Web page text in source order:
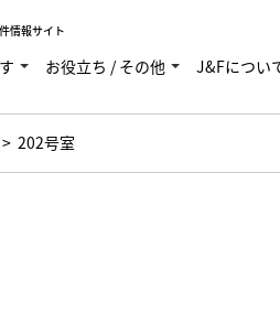
情報サイト
お役立ち / その他 J&Fについ
> 202号室